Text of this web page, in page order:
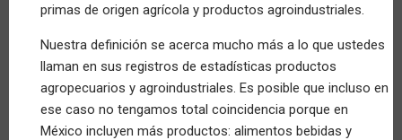
primas de origen agrícola y productos agroindustriales.
Nuestra definición se acerca mucho más a lo que ustedes
llaman en sus registros de estadísticas productos
agropecuarios y agroindustriales. Es posible que incluso en
ese caso no tengamos total coincidencia porque en
México incluyen más productos: alimentos bebidas y